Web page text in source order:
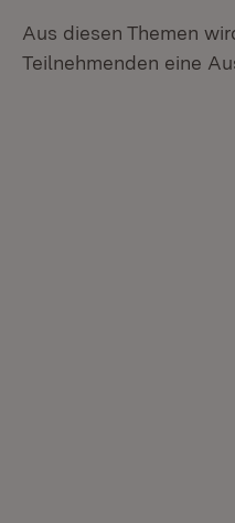
Aus diesen Themen
Teilnehmenden eine